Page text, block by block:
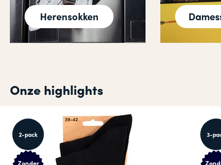
Herensokken
Onze highlights
2-pack
Zonder
3-